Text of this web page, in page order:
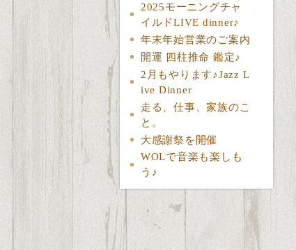
2025モーニングチャ
イルドLIVE dinner♪
年末年始営業のご案内
開運 四柱推命 鑑定♪
2月もやります♪Jazz L
ive Dinner
走る、仕事、家族のこ
と。
大感謝祭を開催
WOLで音楽も楽しも
う♪